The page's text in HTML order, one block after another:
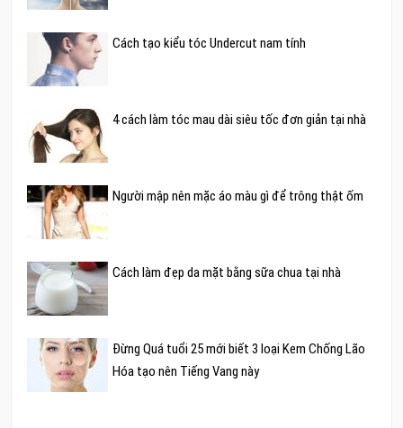
Cách tạo kiểu tóc Undercut nam tính
4 cách làm tóc mau dài siêu tốc đơn giản tại nhà
Người mập nên mặc áo màu gì để trông thật ốm
Cách làm đẹp da mặt bằng sữa chua tại nhà
Đừng Quá tuổi 25 mới biết 3 loại Kem Chống Lão
Hóa tạo nên Tiếng Vang này